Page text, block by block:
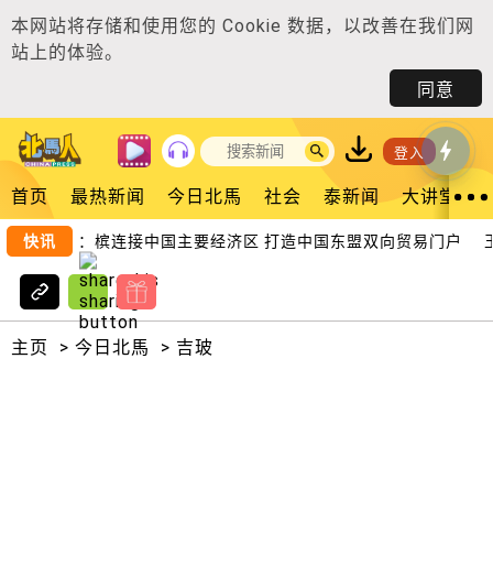
本网站将存储和使用您的 Cookie 数据，以改善在我们网
站上的体验。
同意
登入
首页 最热新闻 今日北馬 社会 泰新闻 大讲堂
快讯
吴俊益：槟连接中国主要经济区 打造中国东盟双向贸易门户 王
主页 > 今日北馬 > 吉玻